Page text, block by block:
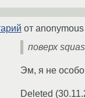
от anonymous
поверх
Эм, я не особо
Deleted (